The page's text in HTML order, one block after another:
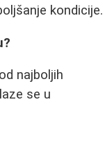
kondicije.
najboljih
se u